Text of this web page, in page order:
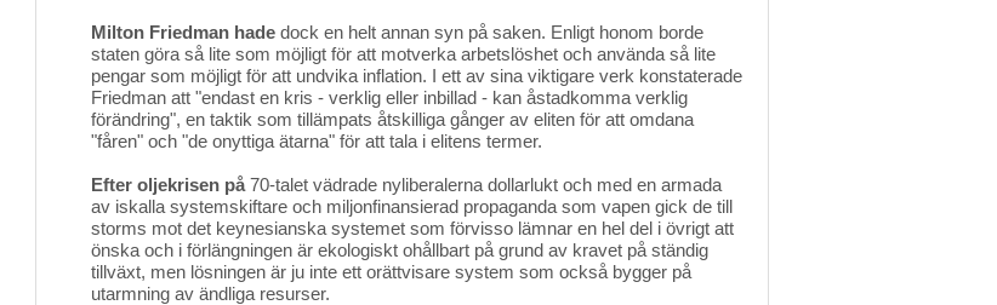
Milton Friedman hade dock en helt annan syn på saken. Enligt honom borde
staten göra så lite som möjligt för att motverka arbetslöshet och använda så lite
pengar som möjligt för att undvika inflation. I ett av sina viktigare verk konstaterade
Friedman att "endast en kris - verklig eller inbillad - kan åstadkomma verklig
förändring", en taktik som tillämpats åtskilliga gånger av eliten för att omdana
"fåren" och "de onyttiga ätarna" för att tala i elitens termer.
Efter oljekrisen på 70-talet vädrade nyliberalerna dollarlukt och med en armada
av iskalla systemskiftare och miljonfinansierad propaganda som vapen gick de till
storms mot det keynesianska systemet som förvisso lämnar en hel del i övrigt att
önska och i förlängningen är ekologiskt ohållbart på grund av kravet på ständig
tillväxt, men lösningen är ju inte ett orättvisare system som också bygger på
utarmning av ändliga resurser.